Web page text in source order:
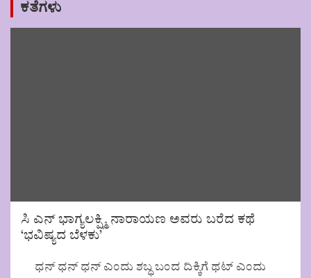
ಕತೆಗಳು
ಸಿ ಎನ್ ಭಾಗ್ಯಲಕ್ಷ್ಮಿ ನಾರಾಯಣ ಅವರು ಬರೆದ ಕಥೆ
‘ಭವಿಷ್ಯದ ಬೆಳಕು’
ಧನ್ ಧನ್ ಧನ್ ಎಂದು ಶಬ್ಧ ಬಂದ ದಿಕ್ಕಿಗೆ ಥಟ್ ಎಂದು